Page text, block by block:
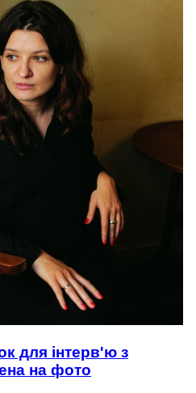
для інтерв'ю з
на фото